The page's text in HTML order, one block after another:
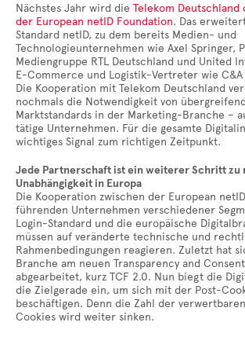
Nächstes Jahr wird die Telekom
der European netID Foundation. Das
Standard netID, zu dem bereits Medien- und
Technologieunternehmen wie Axel Springer,
Mediengruppe RTL Deutschland und United
E-Commerce und Logistik-Vertreter wie
Die Kooperation mit Telekom Deutschland
nochmals die Notwendigkeit von
Marktstandards in der Marketing-Branche –
tätige Unternehmen. Für die gesamte
wichtiges Signal zum richtigen Zeitpunkt.
Jede Partnerschaft ist ein weiterer Schritt zu
Unabhängigkeit in Europa
Die Kooperation zwischen der European
führenden Unternehmen verschiedener
Login-Standard und die europäische
müssen auf veränderte technische und
Rahmenbedingungen reagieren. Zuletzt hat
Branche am neuen Transparency and
abgearbeitet, kurz TCF 2.0. Nun biegt die
die Zielgerade ein, um sich mit der Post-
beschäftigen. Denn die Zahl der
Cookies wird weiter sinken.